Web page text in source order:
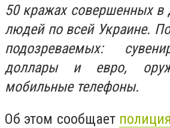
50 кражах совершенных
людей по всей Украине.
подозреваемых:
доллары и евро,
мобильные телефоны.
Об этом сообщает полиция